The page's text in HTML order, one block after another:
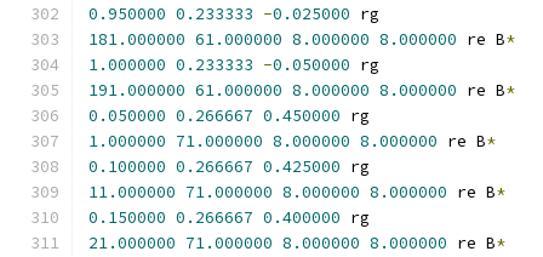
0.950000 0.233333 -0.025000 rg
181.000000 61.000000 8.000000 8.000000 re B*
1.000000 0.233333 -0.050000 rg
191.000000 61.000000 8.000000 8.000000 re B*
0.050000 0.266667 0.450000 rg
1.000000 71.000000 8.000000 8.000000 re B*
0.100000 0.266667 0.425000 rg
11.000000 71.000000 8.000000 8.000000 re B*
0.150000 0.266667 0.400000 rg
21.000000 71.000000 8.000000 8.000000 re B*